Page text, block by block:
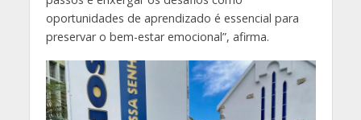
oportunidades de aprendizado é essencial para
preservar o bem-estar emocional”, afirma.